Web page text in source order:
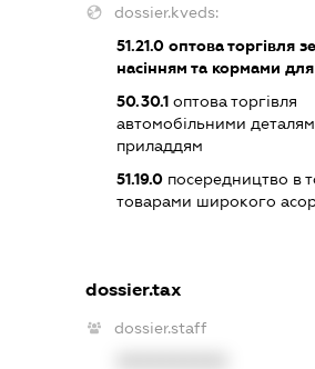
dossier.kveds:
51.21.0 оптова торгівля
насінням та кормами
50.30.1 оптова торгівля
автомобільними
приладдям
51.19.0 посередництво в
товарами широкого
dossier.tax
dossier.staff